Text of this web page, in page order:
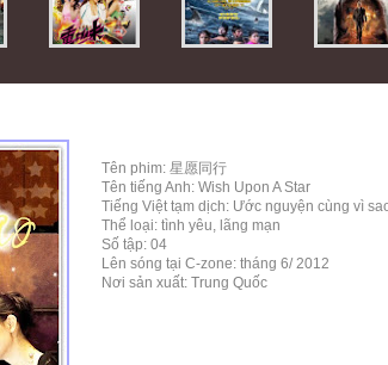
Tên phim: 星愿同行
Tên tiếng Anh: Wish Upon A Star
Tiếng Việt tạm dịch: Ước nguyện cùng vì
Thể loại: tình yêu, lãng mạn
Số tập: 04
Lên sóng tại C-zone: tháng 6/ 2012
Nơi sản xuất: Trung Quốc